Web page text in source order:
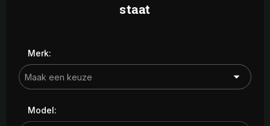
staat
Merk:
Model: